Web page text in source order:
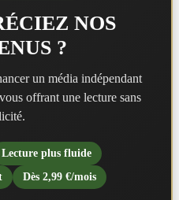
NOS
?
un média indépendant
offrant une lecture sans
Lecture plus fluide
Dès 2,99 €/mois